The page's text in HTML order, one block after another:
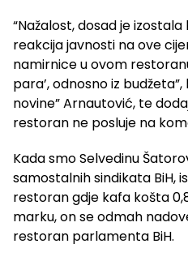
“Nažalost, dosad je
reakcija javnosti na ove
namirnice u ovom
para’, odnosno iz budžeta”,
novine” Arnautović, te
restoran ne posluje na
Kada smo Selvedinu
samostalnih sindikata BiH,
restoran gdje kafa košta
marku, on se odmah
restoran parlamenta BiH.